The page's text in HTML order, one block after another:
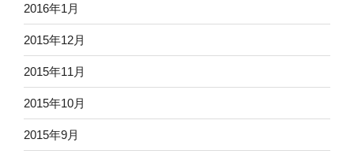
2016年1月
2015年12月
2015年11月
2015年10月
2015年9月